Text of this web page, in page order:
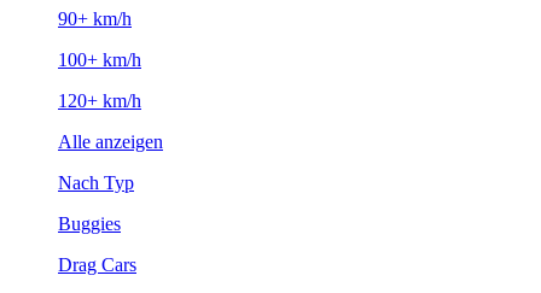
90+ km/h
100+ km/h
120+ km/h
Alle anzeigen
Nach Typ
Buggies
Drag Cars